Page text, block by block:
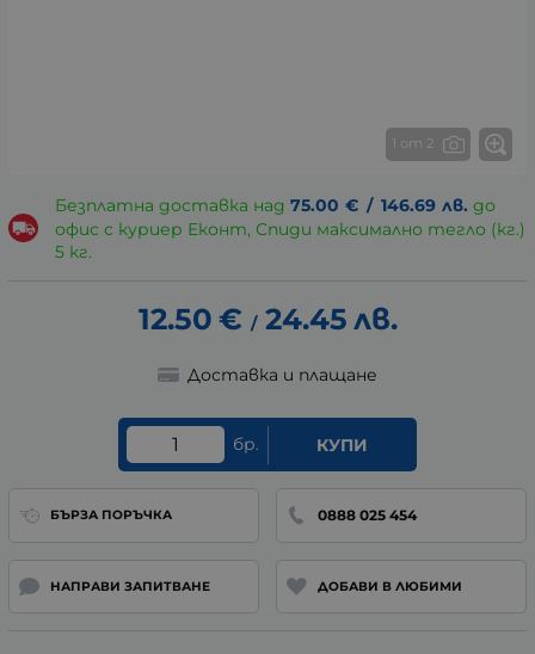
1 от 2
Безплатна доставка над 75.00 € / 146.69 лв. до
офис с куриер Еконт, Спиди максимално тегло (кг.)
5 кг.
12.50 € / 24.45 лв.
Доставка и плащане
бр. КУПИ
БЪРЗА ПОРЪЧКА 0888 025 454
НАПРАВИ ЗАПИТВАНЕ ДОБАВИ В ЛЮБИМИ